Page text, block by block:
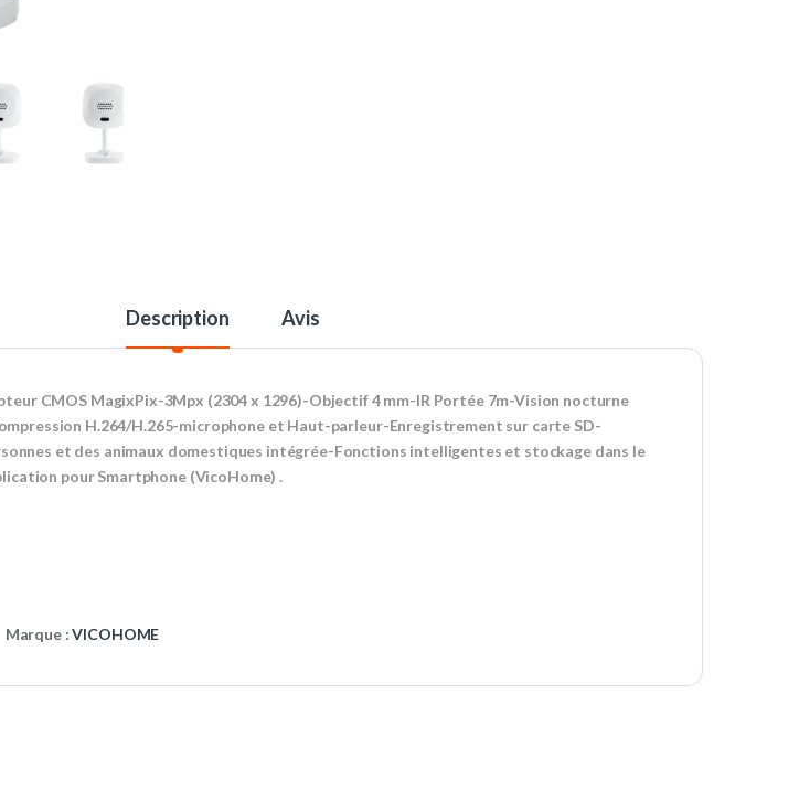
Description Avis
CMOS MagixPix-3Mpx (2304 x 1296)-Objectif 4 mm-IR Portée 7m-Vision nocturne
H.264/H.265-microphone et Haut-parleur-Enregistrement sur carte SD-
et des animaux domestiques intégrée-Fonctions intelligentes et stockage dans le
pour Smartphone (VicoHome) .
Marque :VICOHOME